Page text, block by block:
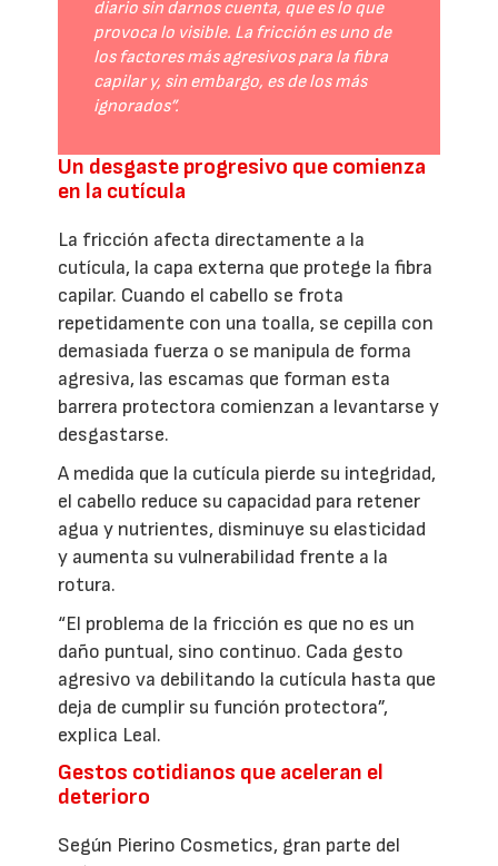
diario sin darnos cuenta, que es lo que
provoca lo visible. La fricción es uno de
los factores más agresivos para la fibra
capilar y, sin embargo, es de los más
ignorados”.
Un desgaste progresivo que comienza
en la cutícula
La fricción afecta directamente a la
cutícula, la capa externa que protege la fibra
capilar. Cuando el cabello se frota
repetidamente con una toalla, se cepilla con
demasiada fuerza o se manipula de forma
agresiva, las escamas que forman esta
barrera protectora comienzan a levantarse y
desgastarse.
A medida que la cutícula pierde su integridad,
el cabello reduce su capacidad para retener
agua y nutrientes, disminuye su elasticidad
y aumenta su vulnerabilidad frente a la
rotura.
“El problema de la fricción es que no es un
daño puntual, sino continuo. Cada gesto
agresivo va debilitando la cutícula hasta que
deja de cumplir su función protectora”,
explica Leal.
Gestos cotidianos que aceleran el
deterioro
Según Pierino Cosmetics, gran parte del